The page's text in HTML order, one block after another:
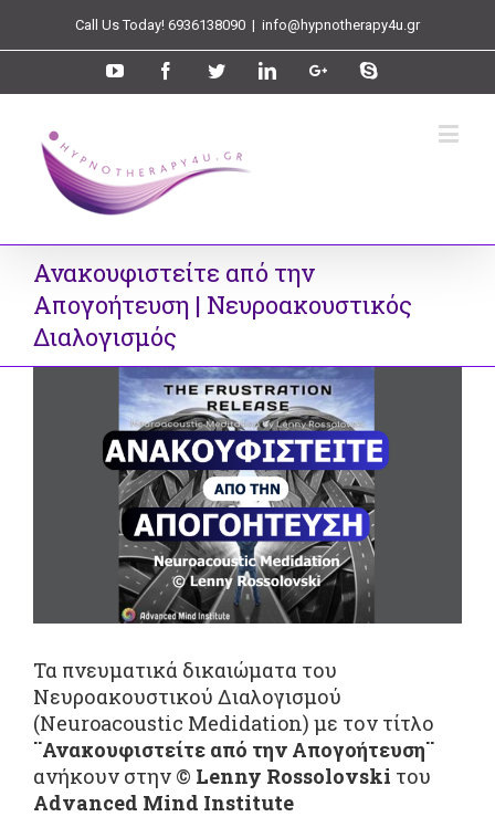
Call Us Today! 6936138090 | info@hypnotherapy4u.gr
Ανακουφιστείτε από την
Απογοήτευση | Νευροακουστικός
Διαλογισμός
Τα πνευματικά δικαιώματα του
Νευροακουστικού Διαλογισμού
(Neuroacoustic Medidation) με τον τίτλο
¨Ανακουφιστείτε από την Απογοήτευση¨
ανήκουν στην © Lenny Rossolovski του
Advanced Mind Institute